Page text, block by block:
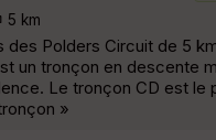
5 km
des Polders Circuit de 5
un tronçon en descente
Le tronçon CD est le
»